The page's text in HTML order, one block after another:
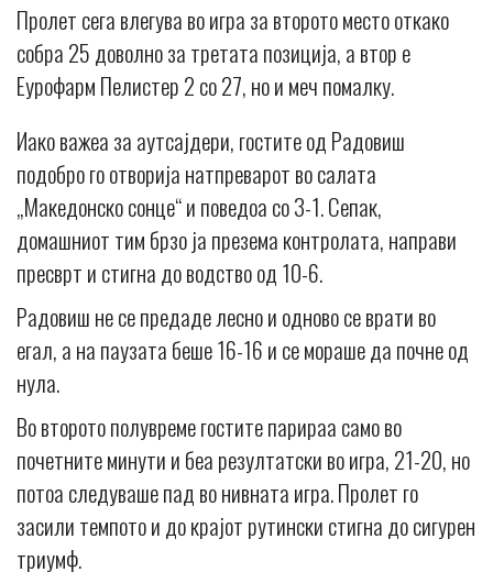
Пролет сега влегува во игра за второто место откако
собра 25 доволно за третата позиција, а втор е
Еурофарм Пелистер 2 со 27, но и меч помалку.
Иако важеа за аутсајдери, гостите од Радовиш
подобро го отворија натпреварот во салата
„Македонско сонце“ и поведоа со 3-1. Сепак,
домашниот тим брзо ја презема контролата, направи
пресврт и стигна до водство од 10-6.
Радовиш не се предаде лесно и одново се врати во
егал, а на паузата беше 16-16 и се мораше да почне од
нула.
Во второто полувреме гостите парираа само во
почетните минути и беа резултатски во игра, 21-20, но
потоа следуваше пад во нивната игра. Пролет го
засили темпото и до крајот рутински стигна до сигурен
триумф.